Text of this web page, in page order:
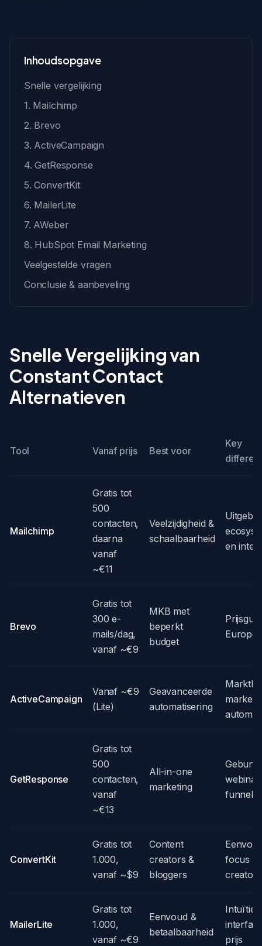
Inhoudsopgave
Snelle vergelijking
1. Mailchimp
2. Brevo
3. ActiveCampaign
4. GetResponse
5. ConvertKit
6. MailerLite
7. AWeber
8. HubSpot Email Marketing
Veelgestelde vragen
Conclusie & aanbeveling
Snelle Vergelijking van
Constant Contact
Alternatieven
Tool Vanaf prijs Best voor
Key
Mailchimp
Gratis tot
500
contacten,
daarna
vanaf
~€11
Veelzijdigheid &
schaalbaarheid
en
Brevo
Gratis tot
300 e-
mails/dag,
vanaf ~€9
MKB met
beperkt
budget
ActiveCampaign
Vanaf ~€9
(Lite)
Geavanceerde
automatisering
GetResponse
Gratis tot
500
contacten,
vanaf
~€13
All-in-one
marketing
funnels
ConvertKit
Gratis tot
1.000,
vanaf ~$9
Content
creators &
bloggers
focus
creators
MailerLite
Gratis tot
1.000,
vanaf ~€9
Eenvoud &
betaalbaarheid
prijs